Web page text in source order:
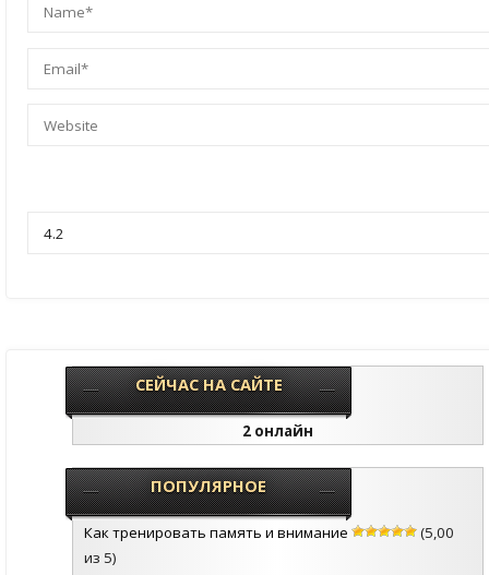
СЕЙЧАС НА САЙТЕ
2 онлайн
ПОПУЛЯРНОЕ
Как тренировать память и внимание
(5,00
из 5)